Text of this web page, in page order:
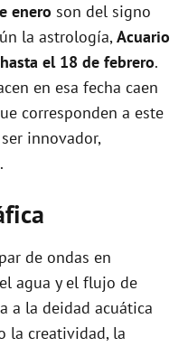
enero son del signo
la astrología,Acuario
el 18 de febrero.
en esa fecha caen
corresponden a este
innovador,
de ondas en
agua y el flujo de
a la deidad acuática
la creatividad, la